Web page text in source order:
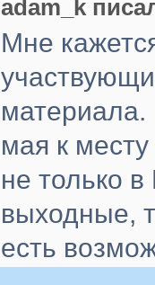
adam_k
Мне
материала.
мая к
не только
выходные,
есть